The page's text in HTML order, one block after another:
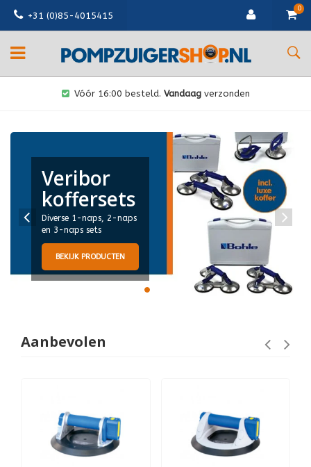
+31 (0)85-4015415
0
Vóór 16:00 besteld. Vandaag verzonden
1-naps, 2-naps
3-naps sets
BEKIJK PRODUCTEN
Aanbevolen